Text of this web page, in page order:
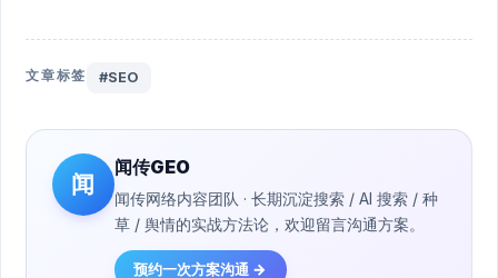
文章标签 #SEO
闻
闻传GEO
闻传网络内容团队 · 长期沉淀搜索 / AI 搜索 / 种
草 / 舆情的实战方法论，欢迎留言沟通方案。
预约一次方案沟通 →